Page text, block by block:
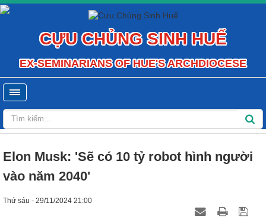
CỰU CHỦNG SINH HUẾ
EX-SEMINARIANS OF HUE'S ARCHDIOCESE
Elon Musk: 'Sẽ có 10 tỷ robot hình người
vào năm 2040'
Thứ sáu - 29/11/2024 21:00